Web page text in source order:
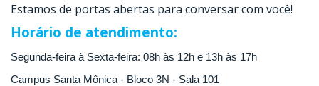
Estamos de portas abertas para conversar com você!
Horário de atendimento:
Segunda-feira à Sexta-feira: 08h às 12h e 13h às 17h
Campus Santa Mônica - Bloco 3N - Sala 101